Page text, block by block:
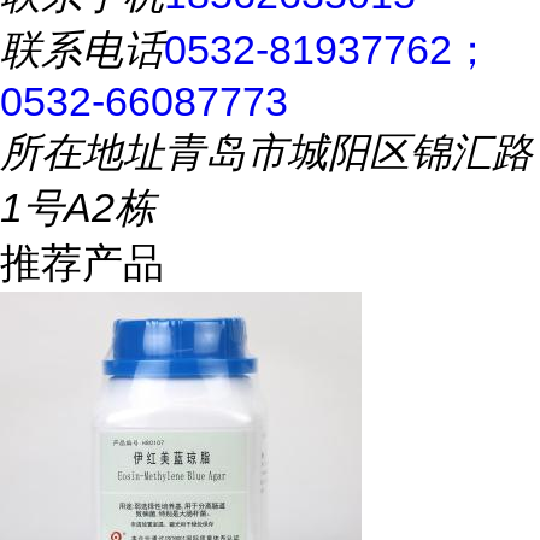
联系电话0532-81937762；
0532-66087773
所在地址青岛市城阳区锦汇路
1号A2栋
推荐产品